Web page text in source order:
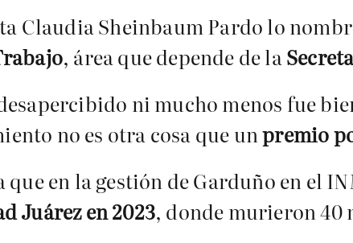
Claudia Sheinbaum Pardo lo
, área que depende de la
ni mucho menos fue
no es otra cosa que unpremio
en la gestión de Garduño en el
Juárez en 2023, donde murieron 40